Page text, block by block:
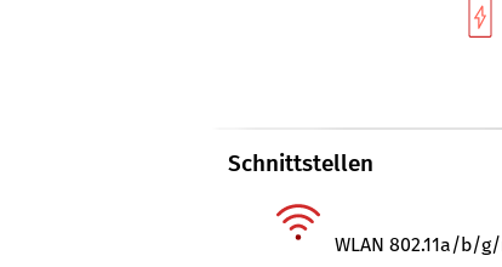
Schnittstellen
WLAN 802.11a/b/